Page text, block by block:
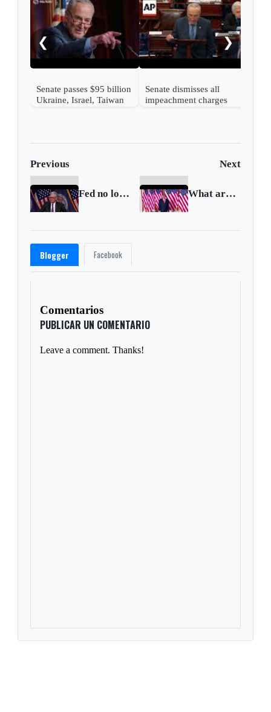
❮
Senate passes $95 billion
Ukraine, Israel, Taiwan
Senate dismisses all
impeachment charges
❯
Previous Next
Fed no longer forecasting US recession, Chair Powell says What are the new charges against Trump and his aides?
Blogger Facebook
Comentarios
PUBLICAR UN COMENTARIO
Leave a comment. Thanks!